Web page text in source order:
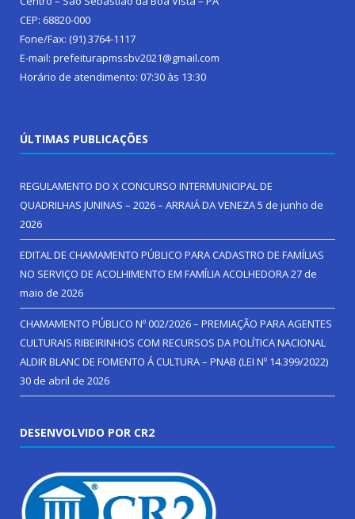
CEP: 68820-000
Fone/Fax: (91) 3764-1117
E-mail: prefeiturapmssbv2021@gmail.com
Horário de atendimento: 07:30 às 13:30
ÚLTIMAS PUBLICAÇÕES
REGULAMENTO DO X CONCURSO INTERMUNICIPAL DE
QUADRILHAS JUNINAS – 2026 – ARRAIÁ DA VENEZA5 de junho de
2026
EDITAL DE CHAMAMENTO PÚBLICO PARA CADASTRO DE FAMÍLIAS
NO SERVIÇO DE ACOLHIMENTO EM FAMÍLIA ACOLHEDORA27 de
maio de 2026
CHAMAMENTO PÚBLICO Nº 002/2026 – PREMIAÇÃO PARA AGENTES
CULTURAIS RIBEIRINHOS COM RECURSOS DA POLÍTICA NACIONAL
ALDIR BLANC DE FOMENTO Á CULTURA – PNAB (LEI Nº 14.399/2022)
30 de abril de 2026
DESENVOLVIDO POR CR2